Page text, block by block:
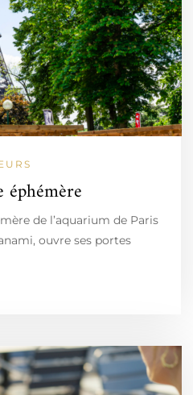
de l’aquarium de Paris
ouvre ses portes